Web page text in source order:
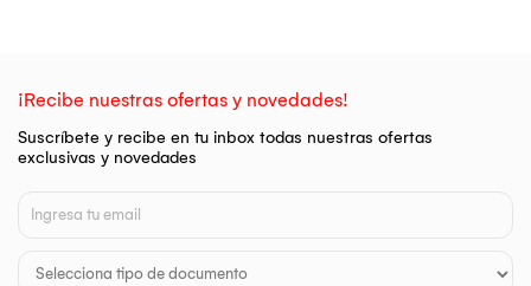
¡Recibe nuestras ofertas y novedades!
Suscríbete y recibe en tu inbox todas nuestras ofertas
exclusivas y novedades